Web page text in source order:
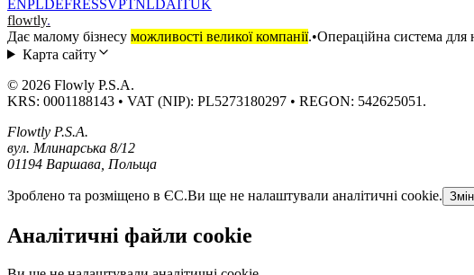
ENPLDEFRESSVPTNLDAITUK
flowtly.
Дає малому бізнесу можливості великої компанії.•Операційна система для
Карта сайту
© 2026 Flowly P.S.A.
KRS: 0001188143 • VAT (NIP): PL5273180297 • REGON: 542625051.
Flowtly P.S.A.
вул. Млинарська 8/12
01194 Варшава, Польща
Зроблено та розміщено в ЄС.Ви ще не налаштували аналітичні cookie.
Аналітичні файли cookie